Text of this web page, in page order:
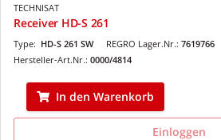
TECHNISAT
Receiver HD-S 261
REGRO Lager.Nr.: 7619766
Type: HD-S 261 SW
Hersteller-Art.Nr.: 0000/4814
In den Warenkorb
Einloggen